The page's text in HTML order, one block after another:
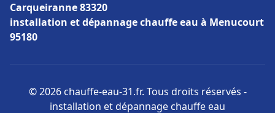
Carqueiranne 83320
installation et dépannage chauffe eau à Menucourt
95180
© 2026 chauffe-eau-31.fr. Tous droits réservés -
installation et dépannage chauffe eau